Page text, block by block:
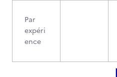
Par
expéri
ence